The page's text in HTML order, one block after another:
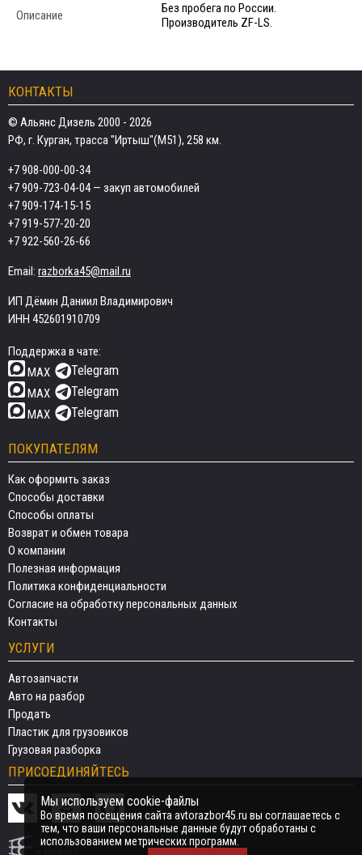
Описание
Без пробега по России.
Производитель ZF-LS.
КОНТАКТЫ
© Альянс Дизель 2000 - 2026
РФ, г. Курган, трасса "Иртыш"(М51), 258 км.
+7 908-000-00-34
+7 909-723-04-04— закуп автомобилей
+7 909-174-15-15
+7 919-577-20-20
+7 922-560-26-66
Email: razborka45@mail.ru
ИП Дёмин Даниил Владимирович
ИНН 452601910709
Поддержка в чате:
MAX
Telegram
MAX Telegram
MAX Telegram
ПОКУПАТЕЛЯМ
Как оформить заказ
Способы доставки
Способы оплаты
Возврат и обмен товара
О компании
Полезная информация
Политика конфиденциальности
Согласие на обработку персональных данных
Контакты
УСЛУГИ
Автозапчасти
Авто на разбор
Продать
Пластик для грузовиков
Грузовая разборка
ПРИСОЕДИНЯЙТЕСЬ
СДЕЛАНО
Мы используем cookie-файлы
Во время посещения сайта avtorazbor45.ru вы соглашаетесь с
тем, что ваши персональные данные будут обработаны с
использованием метрических программ.